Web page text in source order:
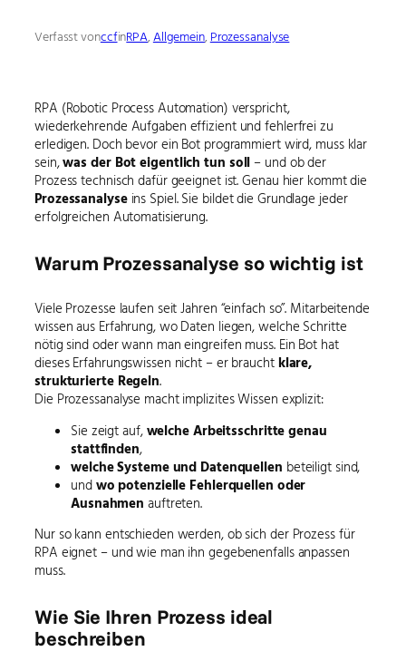
Verfasst vonccfinRPA, Allgemein, Prozessanalyse
RPA (Robotic Process Automation) verspricht,
wiederkehrende Aufgaben effizient und fehlerfrei zu
erledigen. Doch bevor ein Bot programmiert wird, muss klar
sein,was der Bot eigentlich tun soll – und ob der
Prozess technisch dafür geeignet ist. Genau hier kommt die
Prozessanalyseins Spiel. Sie bildet die Grundlage jeder
erfolgreichen Automatisierung.
Warum Prozessanalyse so wichtig ist
Viele Prozesse laufen seit Jahren “einfach so”. Mitarbeitende
wissen aus Erfahrung, wo Daten liegen, welche Schritte
nötig sind oder wann man eingreifen muss. Ein Bot hat
dieses Erfahrungswissen nicht – er braucht klare,
strukturierte Regeln.
Die Prozessanalyse macht implizites Wissen explizit:
Sie zeigt auf,welche Arbeitsschritte genau
stattfinden,
welche Systeme und Datenquellen beteiligt sind,
undwo potenzielle Fehlerquellen oder
Ausnahmen auftreten.
Nur so kann entschieden werden, ob sich der Prozess für
RPA eignet – und wie man ihn gegebenenfalls anpassen
muss.
Wie Sie Ihren Prozess ideal
beschreiben